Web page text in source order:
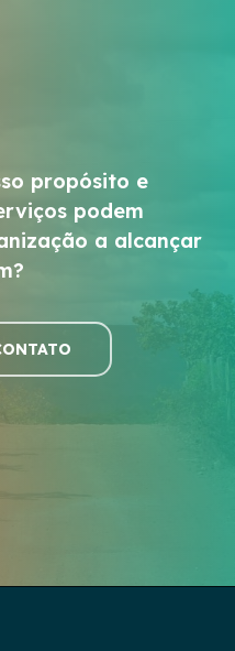
propósito e
podem
a alcançar